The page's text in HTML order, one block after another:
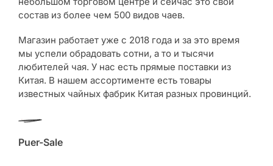
состав из более чем 500 видов чаев.
Магазин работает уже с 2018 года и за это время
мы успели обрадовать сотни, а то и тысячи
любителей чая. У нас есть прямые поставки из
Китая. В нашем ассортименте есть товары
известных чайных фабрик Китая разных провинций.
Puer-Sale